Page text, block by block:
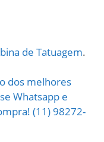
de Tatuagem.
dos melhores
Whatsapp e
(11) 98272-